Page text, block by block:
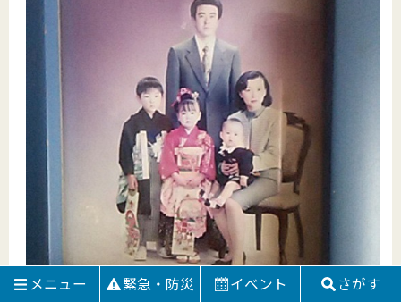
メニュー 緊急・防災 イベント さがす